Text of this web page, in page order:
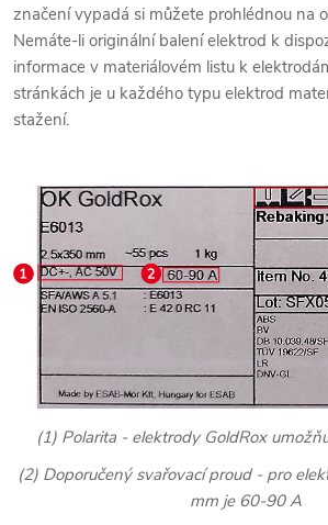
značení vypadá si můžete prohlédnou na
Nemáte-li originální balení elektrod k
informace v materiálovém listu k
stránkách je u každého typu elektrod
stažení.
(1) Polarita - elektrody GoldRox
(2) Doporučený svařovací proud - pro
mm je 60-90 A